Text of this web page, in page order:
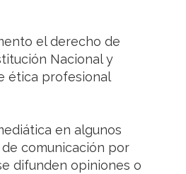
el derecho de
Nacional y
ética profesional
en algunos
comunicación por
difunden opiniones o